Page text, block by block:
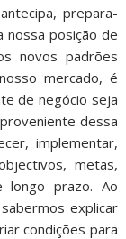
prepara-
nossa posição de
novos padrões
mercado, é
de negócio seja
dessa
implementar,
metas,
longo prazo. Ao
explicar
condições para